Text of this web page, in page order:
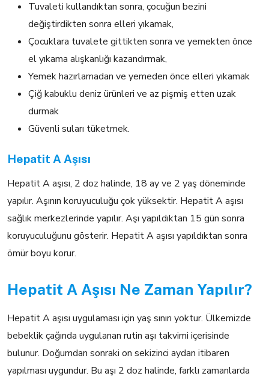
Tuvaleti kullandıktan sonra, çocuğun bezini
değiştirdikten sonra elleri yıkamak,
Çocuklara tuvalete gittikten sonra ve yemekten önce
el yıkama alışkanlığı kazandırmak,
Yemek hazırlamadan ve yemeden önce elleri yıkamak
Çiğ kabuklu deniz ürünleri ve az pişmiş etten uzak
durmak
Güvenli suları tüketmek.
Hepatit A Aşısı
Hepatit A aşısı, 2 doz halinde, 18 ay ve 2 yaş döneminde
yapılır. Aşının koruyuculuğu çok yüksektir. Hepatit A aşısı
sağlık merkezlerinde yapılır. Aşı yapıldıktan 15 gün sonra
koruyuculuğunu gösterir. Hepatit A aşısı yapıldıktan sonra
ömür boyu korur.
Hepatit A Aşısı Ne Zaman Yapılır?
Hepatit A aşısı uygulaması için yaş sınırı yoktur. Ülkemizde
bebeklik çağında uygulanan rutin aşı takvimi içerisinde
bulunur. Doğumdan sonraki on sekizinci aydan itibaren
yapılması uygundur. Bu aşı 2 doz halinde, farklı zamanlarda